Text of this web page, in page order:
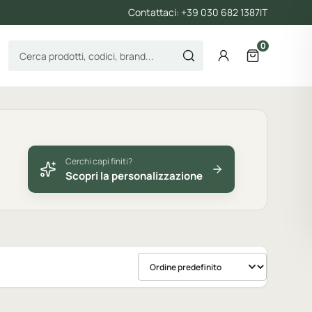
Contattaci: +39 030 682 1387IT
Cerca prodotti AccountApri il
0
Cerchi capi finiti?
Scopri la personalizzazione
Ordina prodotti